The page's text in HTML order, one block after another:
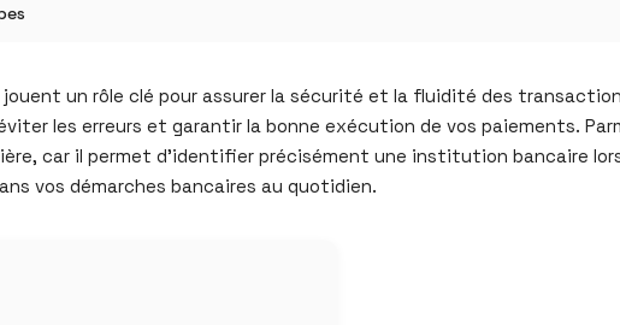
un rôle clé pour assurer la sécurité et la fluidité des
les erreurs et garantir la bonne exécution de vos paiements.
car il permet d’identifier précisément une institution bancaire
vos démarches bancaires au quotidien.